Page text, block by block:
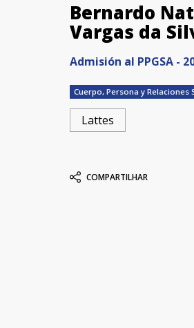
Bernardo
Vargas da
Admisión al PPGSA -
Cuerpo, Persona y Relaciones
Lattes
COMPARTILHAR